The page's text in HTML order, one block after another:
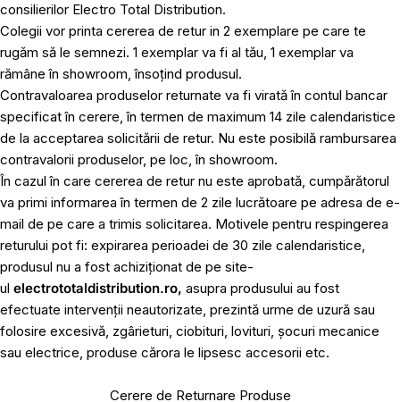
consilierilor Electro Total Distribution.
Colegii vor printa cererea de retur in 2 exemplare pe care te
rugăm să le semnezi. 1 exemplar va fi al tău, 1 exemplar va
rămâne în showroom, însoțind produsul.
Contravaloarea produselor returnate va fi virată în contul bancar
specificat în cerere, în termen de maximum 14 zile calendaristice
de la acceptarea solicitării de retur. Nu este posibilă rambursarea
contravalorii produselor, pe loc, în showroom.
În cazul în care cererea de retur nu este aprobată, cumpărătorul
va primi informarea în termen de 2 zile lucrătoare pe adresa de e-
mail de pe care a trimis solicitarea. Motivele pentru respingerea
returului pot fi: expirarea perioadei de 30 zile calendaristice,
produsul nu a fost achiziționat de pe site-
ul electrototaldistribution.ro, asupra produsului au fost
efectuate intervenții neautorizate, prezintă urme de uzură sau
folosire excesivă, zgârieturi, ciobituri, lovituri, șocuri mecanice
sau electrice, produse cărora le lipsesc accesorii etc.
Cerere de Returnare Produse